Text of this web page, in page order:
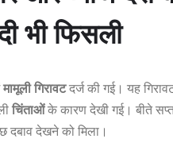
भी फिसली
मामूली गिरावटदर्ज की गई। यह
चिंताओंके कारण देखी गई। बीते
देखने को मिला।